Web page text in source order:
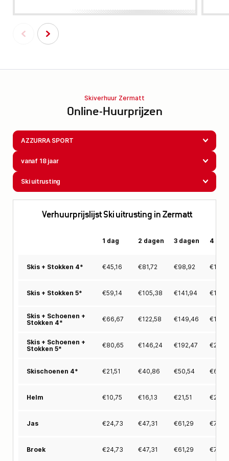
Skiverhuur Zermatt
Online-Huurprijzen
AZZURRA SPORT
vanaf 18 jaar
Ski uitrusting
Verhuurprijslijst Ski uitrusting in Zermatt
1 dag 2 dagen 3 dagen 4
Skis + Stokken 4* €45,16 €81,72 €98,92 €
Skis + Stokken 5* €59,14 €105,38 €141,94 €
Skis + Schoenen +
Stokken 4*
€66,67 €122,58 €149,46 €
Skis + Schoenen +
Stokken 5*
€80,65 €146,24 €192,47 €
Skischoenen 4* €21,51 €40,86 €50,54 €
Helm €10,75 €16,13 €21,51 €
Jas €24,73 €47,31 €61,29 €75,27
Broek €24,73 €47,31 €61,29 €75,27